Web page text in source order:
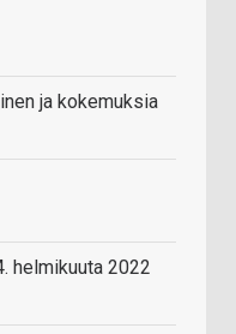
ja kokemuksia
helmikuuta 2022